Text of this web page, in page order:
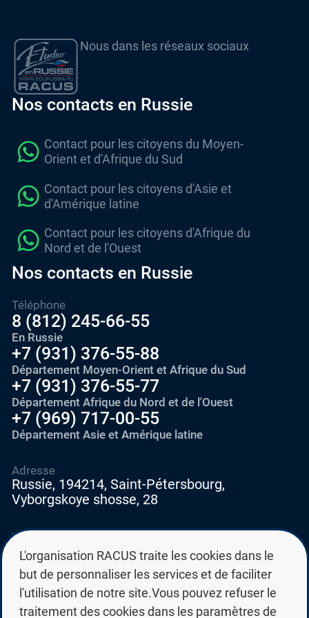
Nous dans les réseaux sociaux
Nos contacts en Russie
Contact pour les citoyens du Moyen-
Orient et d'Afrique du Sud
Contact pour les citoyens d'Asie et
d'Amérique latine
Contact pour les citoyens d'Afrique du
Nord et de l'Ouest
Nos contacts en Russie
Téléphone
8 (812) 245-66-55
En Russie
+7 (931) 376-55-88
Département Moyen-Orient et Afrique du Sud
+7 (931) 376-55-77
Département Afrique du Nord et de l'Ouest
+7 (969) 717-00-55
Département Asie et Amérique latine
E-mail
education@edurussia.org
edurussia@racus.ru
Adresse
Russie, 194214, Saint-Pétersbourg,
Vyborgskoye shosse, 28
L'organisation RACUS traite les cookies dans le
but de personnaliser les services et de faciliter
l'utilisation de notre site.Vous pouvez refuser le
traitement des cookies dans les paramètres de